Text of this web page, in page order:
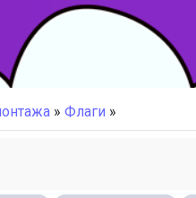
» Флаги »